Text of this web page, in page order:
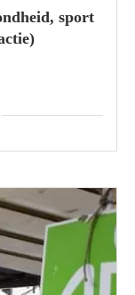
sport